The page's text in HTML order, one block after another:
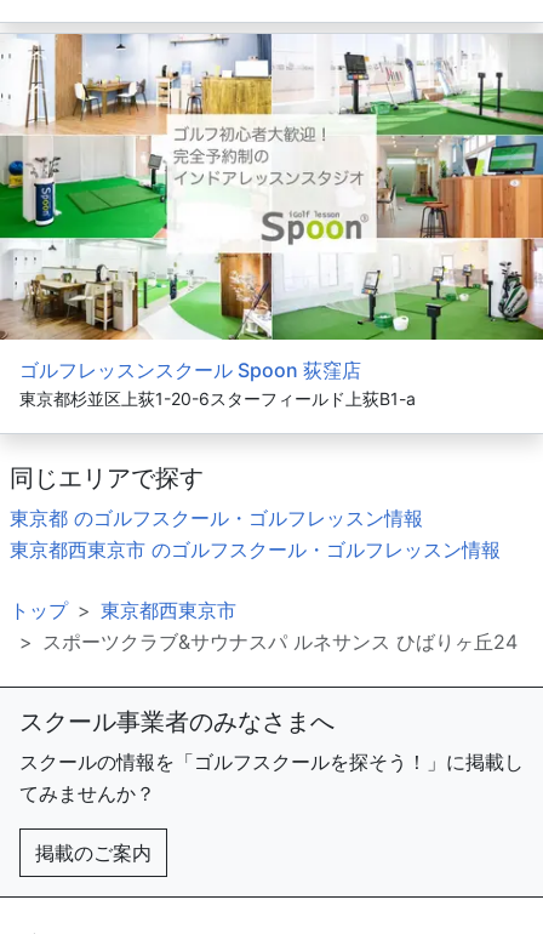
ゴルフレッスンスクール Spoon 荻窪店
東京都杉並区上荻1-20-6スターフィールド上荻B1-a
同じエリアで探す
東京都 のゴルフスクール・ゴルフレッスン情報
東京都西東京市 のゴルフスクール・ゴルフレッスン情報
トップ
東京都西東京市
スポーツクラブ&サウナスパ ルネサンス ひばりヶ丘24
スクール事業者のみなさまへ
スクールの情報を「ゴルフスクールを探そう！」に掲載し
てみませんか？
掲載のご案内